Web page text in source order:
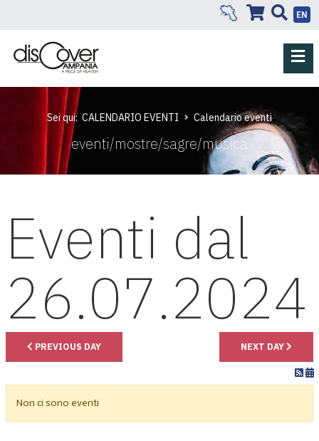
EN
Sei qui: CALENDARIO EVENTI Calendario eventi
eventi/mostre/sagre/musica
Eventi dal
26.07.2024
PREVIOUS DAY NEXT DAY
Non ci sono eventi